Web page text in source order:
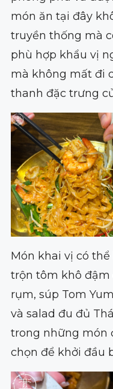
món ăn tại đây
truyền thống mà
phù hợp khẩu vị
mà không mất đi
thanh đặc trưng
Món khai vị có
trộn tôm khô đậm
rụm, súp Tom
và salad đu đủ
trong những món
chọn để khởi đầu